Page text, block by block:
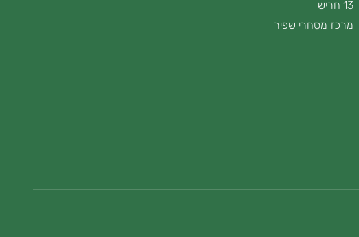
13 חריש
מרכז מסחרי שפיר